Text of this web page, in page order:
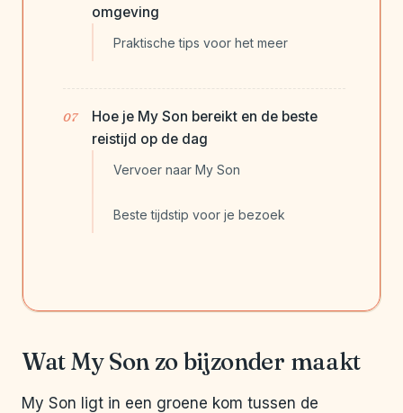
omgeving
Praktische tips voor het meer
Hoe je My Son bereikt en de beste
reistijd op de dag
Vervoer naar My Son
Beste tijdstip voor je bezoek
Wat My Son zo bijzonder maakt
My Son ligt in een groene kom tussen de